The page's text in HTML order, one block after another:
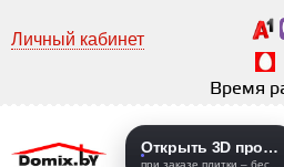
Личный кабинет
Время
Открыть 3D проекты